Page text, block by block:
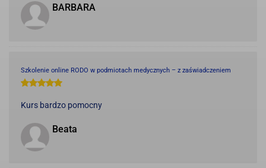
BARBARA
Szkolenie online RODO w podmiotach medycznych – z zaświadczeniem
Kurs bardzo pomocny
Beata